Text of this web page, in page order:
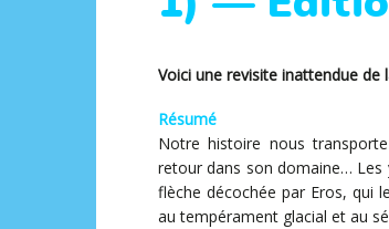
Voici une revisite inattendue de
Résumé
Notre histoire nous transporte
retour dans son domaine… Les
flèche décochée par Eros, qui
au tempérament glacial et au